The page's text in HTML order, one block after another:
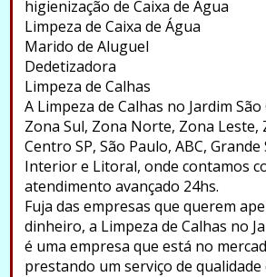
higienização de Caixa de Água
Limpeza de Caixa de Água
Marido de Aluguel
Dedetizadora
Limpeza de Calhas
A Limpeza de Calhas no Jardim
Zona Sul, Zona Norte, Zona Leste,
Centro SP, São Paulo, ABC, Grande
Interior e Litoral, onde contamos
atendimento avançado 24hs.
Fuja das empresas que querem
dinheiro, a Limpeza de Calhas no
é uma empresa que está no
prestando um serviço de